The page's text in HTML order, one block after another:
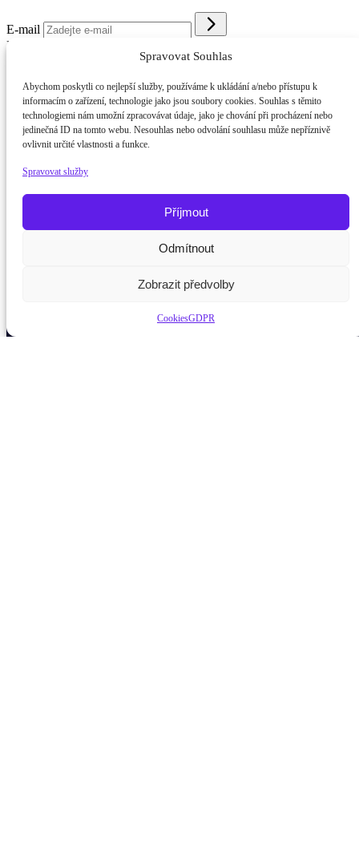
Spravovat Souhlas
Abychom poskytli co nejlepší služby, používáme k ukládání a/nebo přístupu k
informacím o zařízení, technologie jako jsou soubory cookies. Souhlas s těmito
technologiemi nám umožní zpracovávat údaje, jako je chování při procházení nebo
jedinečná ID na tomto webu. Nesouhlas nebo odvolání souhlasu může nepříznivě
ovlivnit určité vlastnosti a funkce.
Spravovat služby
Příjmout
Odmítnout
Zobrazit předvolby
CookiesGDPR
E-mail
Kým budu 2026